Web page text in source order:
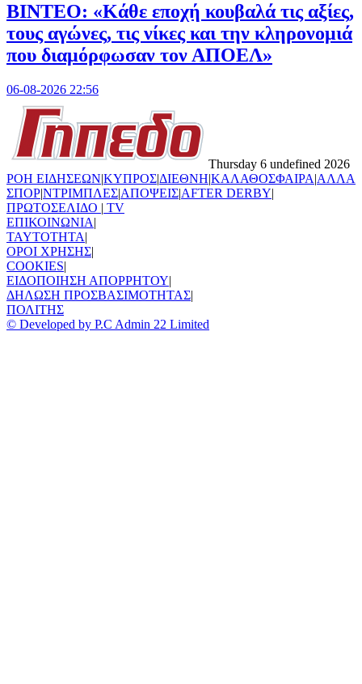
ΒΙΝΤΕΟ: «Κάθε εποχή κουβαλά τις αξίες,
τους αγώνες, τις νίκες και την κληρονομιά
που διαμόρφωσαν τον ΑΠΟΕΛ»
06-08-2026 22:56
Thursday 6 undefined 2026
ΡΟΗ ΕΙΔΗΣΕΩΝ|ΚΥΠΡΟΣ|ΔΙΕΘΝΗ|ΚΑΛΑΘΟΣΦΑΙΡΑ|ΑΛΛΑ
ΣΠΟΡ|ΝΤΡΙΜΠΛΕΣ|ΑΠΟΨΕΙΣ|AFTER DERBY|
ΠΡΩΤΟΣΕΛΙΔΟ | TV
ΕΠΙΚΟΙΝΩΝΙΑ|
TAYTOTHTA|
ΟΡΟΙ ΧΡΗΣΗΣ|
COOKIES|
ΕΙΔΟΠΟΙΗΣΗ ΑΠΟΡΡΗΤΟΥ|
ΔΗΛΩΣΗ ΠΡΟΣΒΑΣΙΜΟΤΗΤΑΣ|
ΠΟΛΙΤΗΣ
© Developed by P.C Admin 22 Limited